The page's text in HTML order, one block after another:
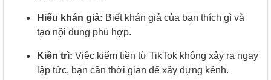
Hiểu khán giả: Biết khán giả của bạn thích gì và
tạo nội dung phù hợp.
Kiên trì: Việc kiếm tiền từ TikTok không xảy ra ngay
lập tức, bạn cần thời gian để xây dựng kênh.